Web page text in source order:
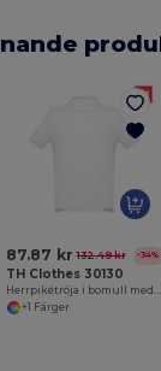
87.87 kr 132.49 kr -34%
TH Clothes 30130
+1 Färger